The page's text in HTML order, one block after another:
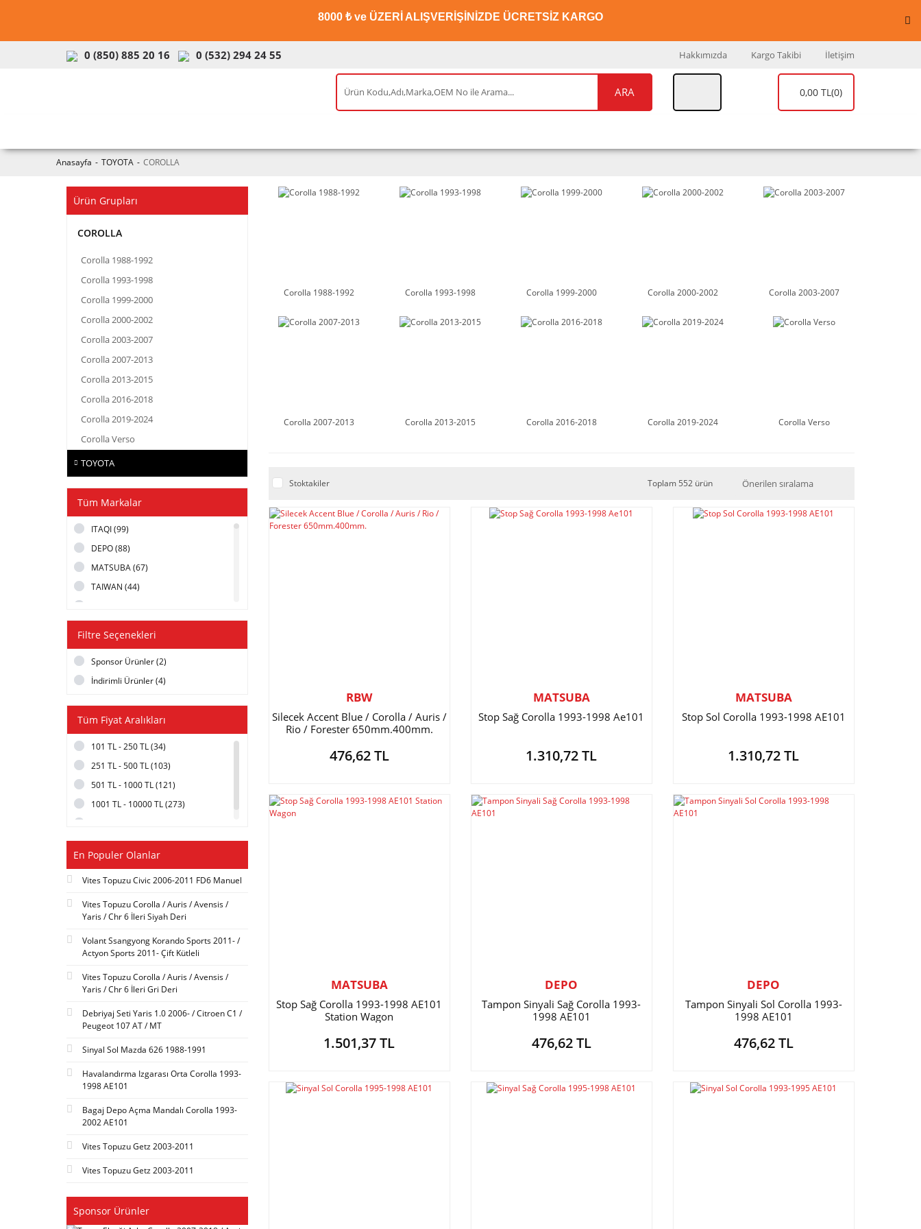
8000 ₺ ve ÜZERİ ALIŞVERİŞİNİZDE ÜCRETSİZ KARGO
0 (850) 885 20 16 0 (532) 294 24 55 Hakkımızda Kargo Takibi İletişim
ARA 0,00 TL (0)
Anasayfa TOYOTA COROLLA
Ürün Grupları
COROLLA
Corolla 1988-1992
Corolla 1993-1998
Corolla 1999-2000
Corolla 2000-2002
Corolla 2003-2007
Corolla 2007-2013
Corolla 2013-2015
Corolla 2016-2018
Corolla 2019-2024
Corolla Verso
TOYOTA
Tüm Markalar
ITAQI (99)
DEPO (88)
MATSUBA (67)
TAIWAN (44)
JERİKO (14)
SPD (14)
ASHIMORI (13)
ETS (10)
ELECTROTECH (7)
GNR (7)
SOLARIS (7)
SBK (5)
KYB (4)
MGA (4)
CASP (3)
CEKO (3)
SECO (3)
AYD (2)
EXEDY (2)
JPI (2)
Filtre Seçenekleri
Sponsor Ürünler (2)
İndirimli Ürünler (4)
Tüm Fiyat Aralıkları
101 TL - 250 TL (34)
251 TL - 500 TL (103)
501 TL - 1000 TL (121)
1001 TL - 10000 TL (273)
En Populer Olanlar
Vites Topuzu Civic 2006-2011 FD6 Manuel
Vites Topuzu Corolla / Auris / Avensis /
Yaris / Chr 6 İleri Siyah Deri
Volant Ssangyong Korando Sports 2011- /
Actyon Sports 2011- Çift Kütleli
Vites Topuzu Corolla / Auris / Avensis /
Yaris / Chr 6 İleri Gri Deri
Debriyaj Seti Yaris 1.0 2006- / Citroen C1 /
Peugeot 107 AT / MT
Sinyal Sol Mazda 626 1988-1991
Havalandırma Izgarası Orta Corolla 1993-
1998 AE101
Bagaj Depo Açma Mandalı Corolla 1993-
2002 AE101
Vites Topuzu Getz 2003-2011
Vites Topuzu Getz 2003-2011
Sponsor Ürünler
Corolla 1988-1992 Corolla 1993-1998 Corolla 1999-2000 Corolla 2000-2002 Corolla 2003-2007
Corolla 2007-2013 Corolla 2013-2015 Corolla 2016-2018 Corolla 2019-2024 Corolla Verso
Stoktakiler Toplam 552 ürün
RBW
Silecek Accent Blue / Corolla / Auris /
Rio / Forester 650mm.400mm.
476,62 TL
MATSUBA
Stop Sağ Corolla 1993-1998 Ae101
1.310,72 TL
MATSUBA
Stop Sol Corolla 1993-1998 AE101
1.310,72 TL
MATSUBA
Stop Sağ Corolla 1993-1998 AE101
Station Wagon
1.501,37 TL
DEPO
Tampon Sinyali Sağ Corolla 1993-
1998 AE101
476,62 TL
DEPO
Tampon Sinyali Sol Corolla 1993-
1998 AE101
476,62 TL